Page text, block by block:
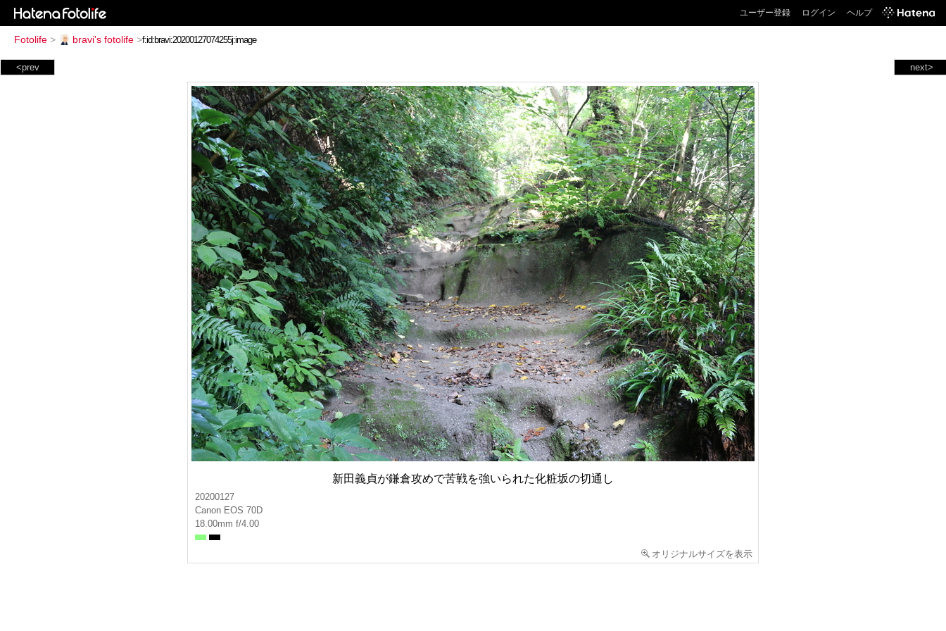
ユーザー登録 ログイン ヘルプ
Fotolife > bravi's fotolife >
next>
<prev
新田義貞が鎌倉攻めで苦戦を強いられた化粧坂の切通し
20200127
Canon EOS 70D
18.00mm f/4.00
オリジナルサイズを表示